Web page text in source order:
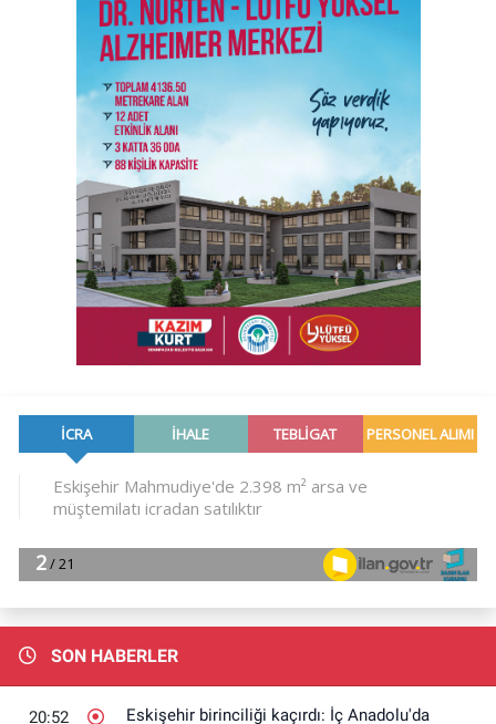
SON HABERLER
20:52
Eskişehir birinciliği kaçırdı: İç Anadolu'da